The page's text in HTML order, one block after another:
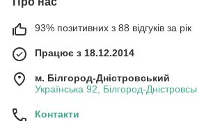
93% позитивних з 88 відгуків за рік
Працює з 18.12.2014
м. Білгород-Дністровський
Українська 92, Білгород-
Контакти